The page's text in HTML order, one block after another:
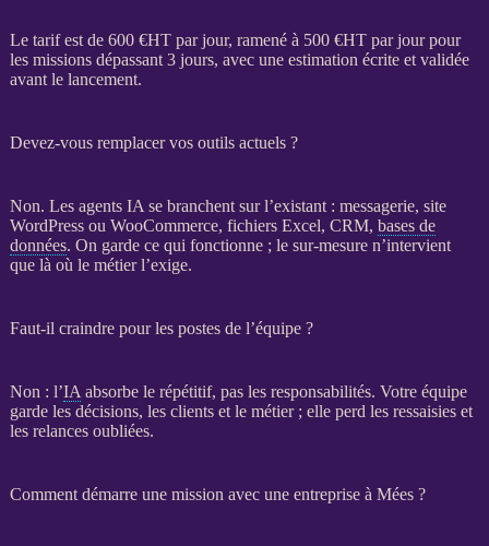
Le tarif est de 600 €HTpar jour, ramené à 500 €HTpar jour pour
les missionsdépassant 3 jours, avec une estimation écrite et validée
avant le lancement.
Devez-vous remplacer vos outils actuels ?
Non. Les agents IA se branchent sur l’existant : messagerie, site
WordPressou WooCommerce, fichiers Excel, CRM, bases de
données. On garde ce qui fonctionne ; le sur-mesure n’intervient
que là où le métier l’exige.
Faut-il craindre pour les postes de l’équipe ?
Non : l’IA absorbe le répétitif, pas les responsabilités. Votre équipe
garde les décisions, les clients et le métier ; elle perd les ressaisies et
les relancesoubliées.
Comment démarre une mission avec une entreprise à Mées ?